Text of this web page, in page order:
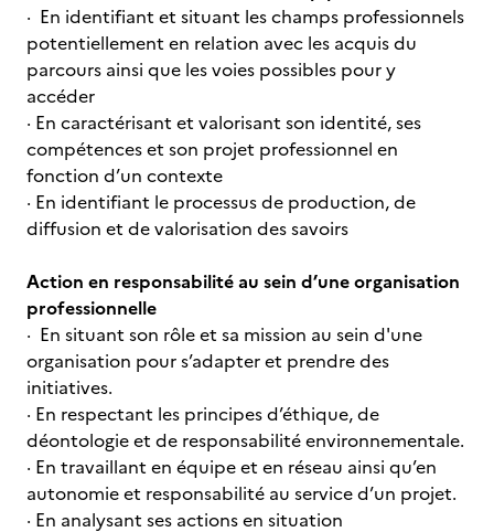
· En identifiant et situant les champs professionnels
potentiellement en relation avec les acquis du
parcours ainsi que les voies possibles pour y
accéder
· En caractérisant et valorisant son identité, ses
compétences et son projet professionnel en
fonction d’un contexte
· En identifiant le processus de production, de
diffusion et de valorisation des savoirs
Action en responsabilité au sein d’une organisation
professionnelle
· En situant son rôle et sa mission au sein d'une
organisation pour s’adapter et prendre des
initiatives.
· En respectant les principes d’éthique, de
déontologie et de responsabilité environnementale.
· En travaillant en équipe et en réseau ainsi qu’en
autonomie et responsabilité au service d’un projet.
· En analysant ses actions en situation